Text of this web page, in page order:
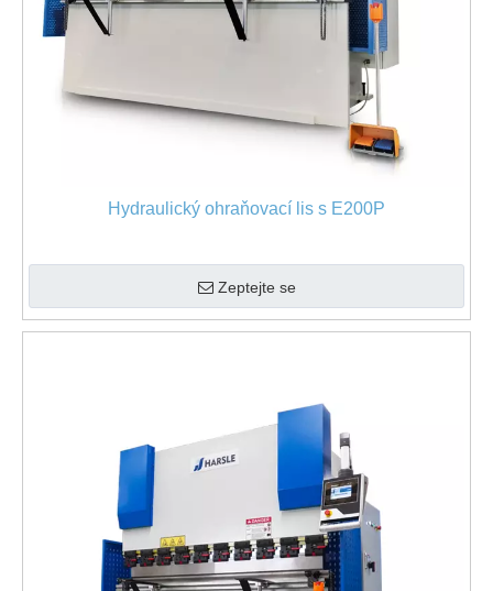
Hydraulický ohraňovací lis s E200P
Zeptejte se